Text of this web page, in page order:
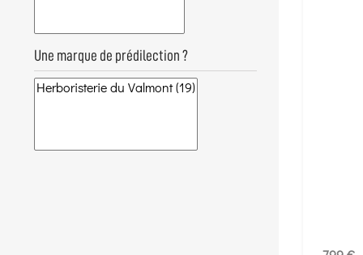
Une marque de prédilection ?